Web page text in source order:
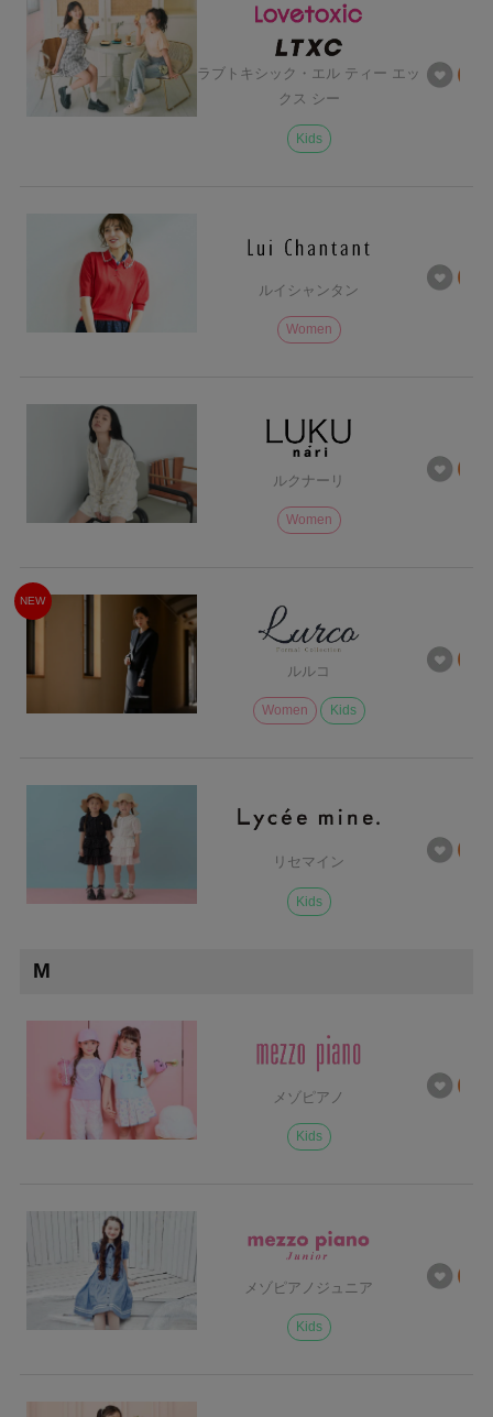
ラブトキシック・エル ティー エッ
クス シー
Kids
ルイシャンタン
Women
ルクナーリ
Women
NEW
ルルコ
Women Kids
リセマイン
Kids
M
メゾピアノ
Kids
メゾピアノジュニア
Kids